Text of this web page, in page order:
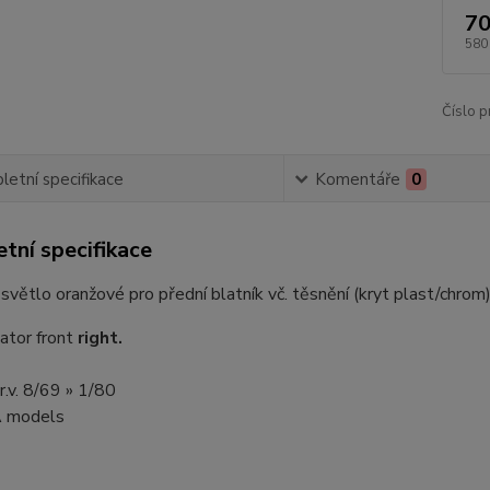
580
Číslo
specifikace Komentáře 0
specifikace
oranžové pro přední blatník vč. těsnění (kryt plast/
front right.
8/69 » 1/80